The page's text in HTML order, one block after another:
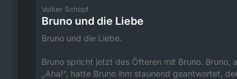
Volker Schopf
Bruno und die Liebe
Bruno und die Liebe.
Bruno spricht jetzt des Öfteren mit Bruno. Bruno,
„Aha!“, hatte Bruno ihm staunend geantwortet,